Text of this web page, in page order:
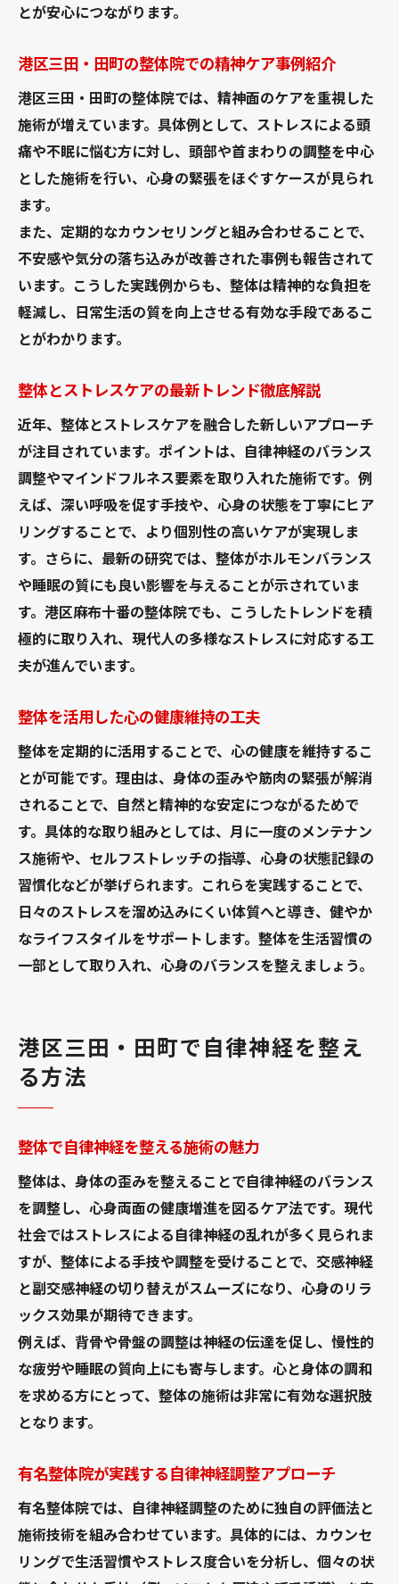
とが安心につながります。
港区三田・田町の整体院での精神ケア事例紹介
港区三田・田町の整体院では、精神面のケアを重視した
施術が増えています。具体例として、ストレスによる頭
痛や不眠に悩む方に対し、頭部や首まわりの調整を中心
とした施術を行い、心身の緊張をほぐすケースが見られ
ます。
また、定期的なカウンセリングと組み合わせることで、
不安感や気分の落ち込みが改善された事例も報告されて
います。こうした実践例からも、整体は精神的な負担を
軽減し、日常生活の質を向上させる有効な手段であるこ
とがわかります。
整体とストレスケアの最新トレンド徹底解説
近年、整体とストレスケアを融合した新しいアプローチ
が注目されています。ポイントは、自律神経のバランス
調整やマインドフルネス要素を取り入れた施術です。例
えば、深い呼吸を促す手技や、心身の状態を丁寧にヒア
リングすることで、より個別性の高いケアが実現しま
す。さらに、最新の研究では、整体がホルモンバランス
や睡眠の質にも良い影響を与えることが示されていま
す。港区麻布十番の整体院でも、こうしたトレンドを積
極的に取り入れ、現代人の多様なストレスに対応する工
夫が進んでいます。
整体を活用した心の健康維持の工夫
整体を定期的に活用することで、心の健康を維持するこ
とが可能です。理由は、身体の歪みや筋肉の緊張が解消
されることで、自然と精神的な安定につながるためで
す。具体的な取り組みとしては、月に一度のメンテナン
ス施術や、セルフストレッチの指導、心身の状態記録の
習慣化などが挙げられます。これらを実践することで、
日々のストレスを溜め込みにくい体質へと導き、健やか
なライフスタイルをサポートします。整体を生活習慣の
一部として取り入れ、心身のバランスを整えましょう。
港区三田・田町で自律神経を整え
る方法
整体で自律神経を整える施術の魅力
整体は、身体の歪みを整えることで自律神経のバランス
を調整し、心身両面の健康増進を図るケア法です。現代
社会ではストレスによる自律神経の乱れが多く見られま
すが、整体による手技や調整を受けることで、交感神経
と副交感神経の切り替えがスムーズになり、心身のリラ
ックス効果が期待できます。
例えば、背骨や骨盤の調整は神経の伝達を促し、慢性的
な疲労や睡眠の質向上にも寄与します。心と身体の調和
を求める方にとって、整体の施術は非常に有効な選択肢
となります。
有名整体院が実践する自律神経調整アプローチ
有名整体院では、自律神経調整のために独自の評価法と
施術技術を組み合わせています。具体的には、カウンセ
リングで生活習慣やストレス度合いを分析し、個々の状